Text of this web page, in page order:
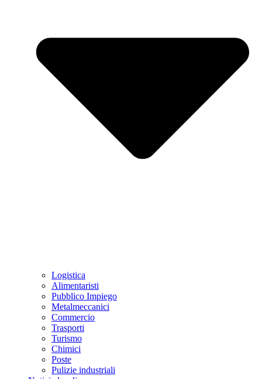
Logistica
Alimentaristi
Pubblico Impiego
Metalmeccanici
Commercio
Trasporti
Turismo
Chimici
Poste
Pulizie industriali